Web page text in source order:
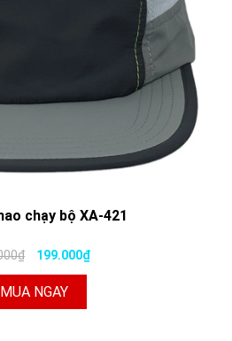
chạy bộ XA-421
199.000₫
MUA NGAY